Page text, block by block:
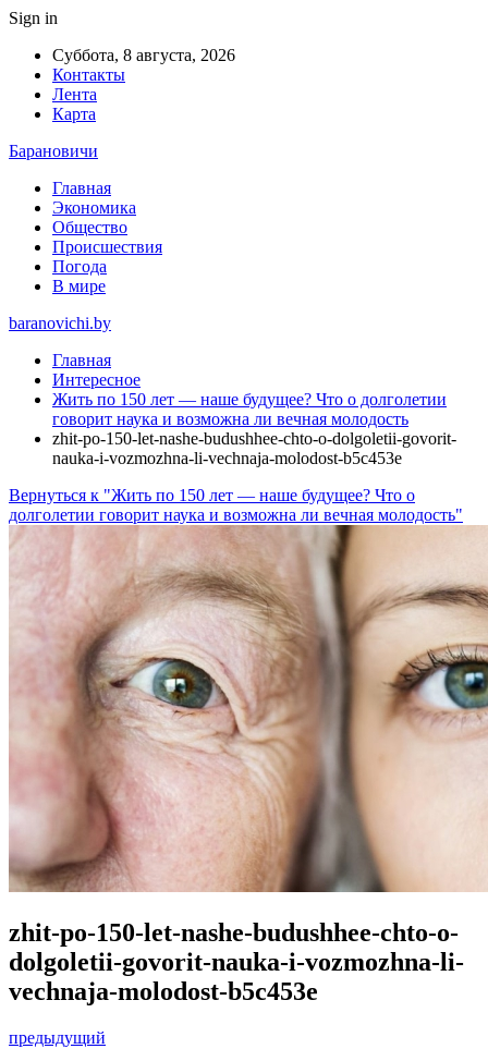
Sign in
Суббота, 8 августа, 2026
Контакты
Лента
Карта
Барановичи
Главная
Экономика
Общество
Происшествия
Погода
В мире
baranovichi.by
Главная
Интересное
Жить по 150 лет — наше будущее? Что о долголетии
говорит наука и возможна ли вечная молодость
zhit-po-150-let-nashe-budushhee-chto-o-dolgoletii-govorit-
nauka-i-vozmozhna-li-vechnaja-molodost-b5c453e
Вернуться к "Жить по 150 лет — наше будущее? Что о
долголетии говорит наука и возможна ли вечная молодость"
zhit-po-150-let-nashe-budushhee-chto-o-
dolgoletii-govorit-nauka-i-vozmozhna-li-
vechnaja-molodost-b5c453e
предыдущий